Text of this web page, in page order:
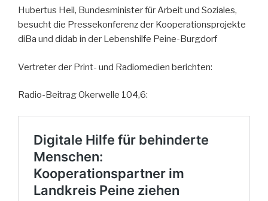
Hubertus Heil, Bundesminister für Arbeit und Soziales,
besucht die Pressekonferenz der Kooperationsprojekte
diBa und didab in der Lebenshilfe Peine-Burgdorf
Vertreter der Print- und Radiomedien berichten:
Radio-Beitrag Okerwelle 104,6: